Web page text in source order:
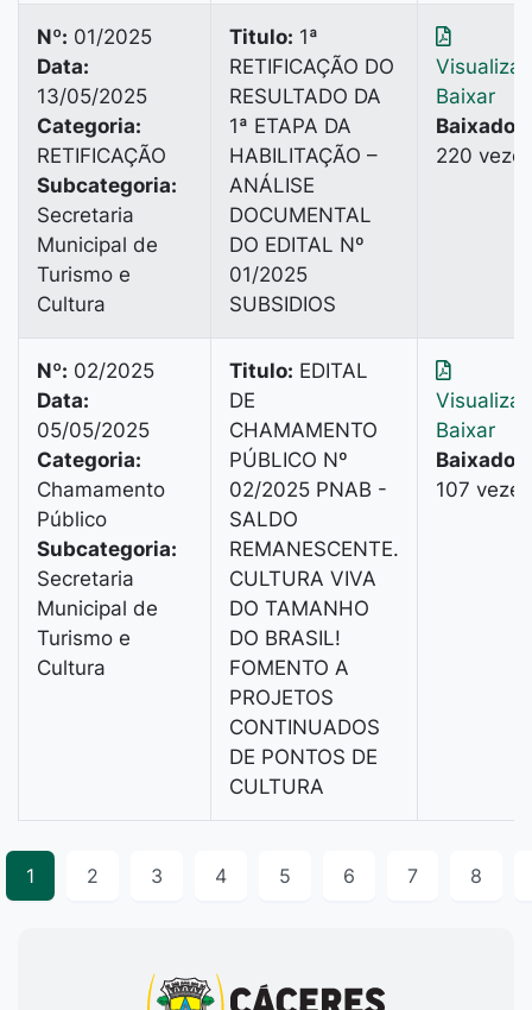
Nº: 01/2025
Data:
13/05/2025
Categoria:
RETIFICAÇÃO
Subcategoria:
Secretaria
Municipal de
Turismo e
Cultura
Titulo: 1ª
RETIFICAÇÃO DO
RESULTADO DA
1ª ETAPA DA
HABILITAÇÃO –
ANÁLISE
DOCUMENTAL
DO EDITAL Nº
01/2025
SUBSIDIOS
Baixar
Baixado:
220
Nº: 02/2025
Data:
05/05/2025
Categoria:
Chamamento
Público
Subcategoria:
Secretaria
Municipal de
Turismo e
Cultura
Titulo: EDITAL
DE
CHAMAMENTO
PÚBLICO Nº
02/2025 PNAB -
SALDO
REMANESCENTE.
CULTURA VIVA
DO TAMANHO
DO BRASIL!
FOMENTO A
PROJETOS
CONTINUADOS
DE PONTOS DE
CULTURA
Baixar
Baixado:
107 vezes
1 2 3 4 5 6 7 8